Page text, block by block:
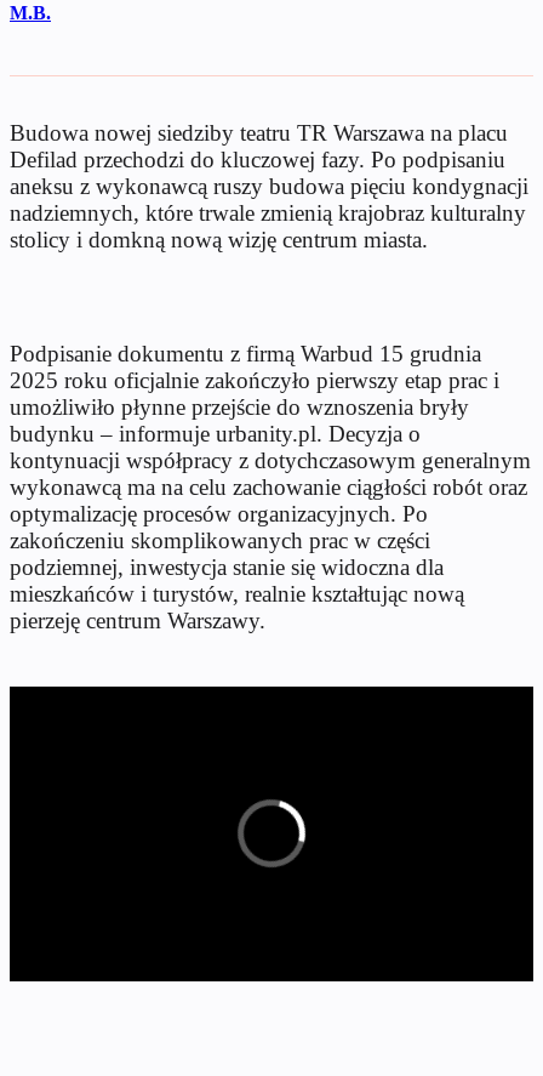
M.B.
Budowa nowej siedziby teatru TR Warszawa na placu
Defilad przechodzi do kluczowej fazy. Po podpisaniu
aneksu z wykonawcą ruszy budowa pięciu kondygnacji
nadziemnych, które trwale zmienią krajobraz kulturalny
stolicy i domkną nową wizję centrum miasta.
Podpisanie dokumentu z firmą Warbud 15 grudnia
2025 roku oficjalnie zakończyło pierwszy etap prac i
umożliwiło płynne przejście do wznoszenia bryły
budynku – informuje urbanity.pl. Decyzja o
kontynuacji współpracy z dotychczasowym generalnym
wykonawcą ma na celu zachowanie ciągłości robót oraz
optymalizację procesów organizacyjnych. Po
zakończeniu skomplikowanych prac w części
podziemnej, inwestycja stanie się widoczna dla
mieszkańców i turystów, realnie kształtując nową
pierzeję centrum Warszawy.